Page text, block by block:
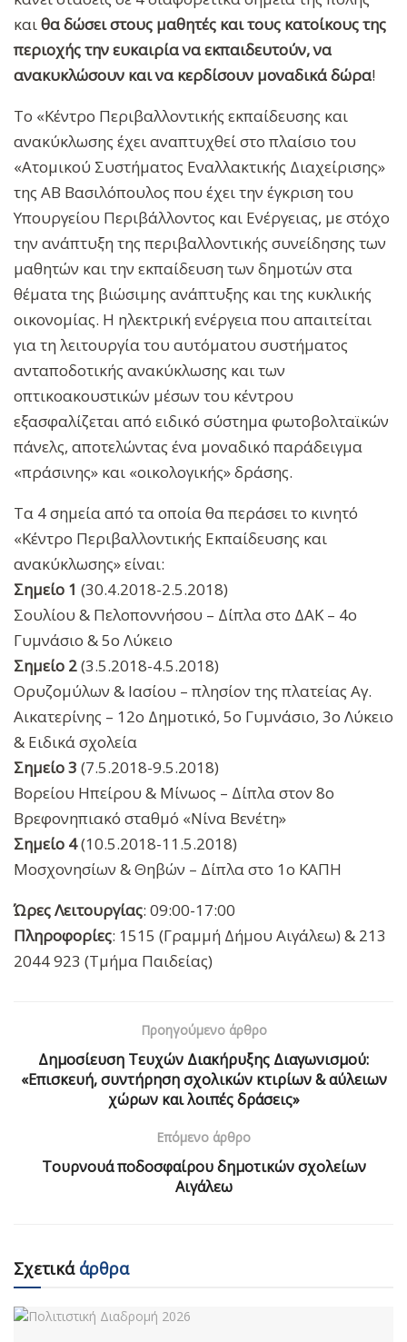
καιθα δώσει στους μαθητές και τους κατοίκους της
περιοχής την ευκαιρία να εκπαιδευτούν, να
ανακυκλώσουν και να κερδίσουν μοναδικά δώρα!
Το «Κέντρο Περιβαλλοντικής εκπαίδευσης και
ανακύκλωσης έχει αναπτυχθεί στο πλαίσιο του
«Ατομικού Συστήματος Εναλλακτικής Διαχείρισης»
της ΑΒ Βασιλόπουλος που έχει την έγκριση του
Υπουργείου Περιβάλλοντος και Ενέργειας, με στόχο
την ανάπτυξη της περιβαλλοντικής συνείδησης των
μαθητών και την εκπαίδευση των δημοτών στα
θέματα της βιώσιμης ανάπτυξης και της κυκλικής
οικονομίας. Η ηλεκτρική ενέργεια που απαιτείται
για τη λειτουργία του αυτόματου συστήματος
ανταποδοτικής ανακύκλωσης και των
οπτικοακουστικών μέσων του κέντρου
εξασφαλίζεται από ειδικό σύστημα φωτοβολταϊκών
πάνελς, αποτελώντας ένα μοναδικό παράδειγμα
«πράσινης» και «οικολογικής» δράσης.
Τα 4 σημεία από τα οποία θα περάσει το κινητό
«Κέντρο Περιβαλλοντικής Εκπαίδευσης και
ανακύκλωσης» είναι:
Σημείο 1 (30.4.2018-2.5.2018)
Σουλίου & Πελοποννήσου – Δίπλα στο ΔΑΚ – 4ο
Γυμνάσιο & 5ο Λύκειο
Σημείο 2(3.5.2018-4.5.2018)
Ορυζομύλων & Ιασίου – πλησίον της πλατείας Αγ.
Αικατερίνης – 12ο Δημοτικό, 5ο Γυμνάσιο, 3ο Λύκειο
& Ειδικά σχολεία
Σημείο 3 (7.5.2018-9.5.2018)
Βορείου Ηπείρου & Μίνωος – Δίπλα στον 8ο
Βρεφονηπιακό σταθμό «Νίνα Βενέτη»
Σημείο 4(10.5.2018-11.5.2018)
Μοσχονησίων & Θηβών – Δίπλα στο 1ο ΚΑΠΗ
Ώρες Λειτουργίας: 09:00-17:00
Πληροφορίες: 1515 (Γραμμή Δήμου Αιγάλεω) & 213
2044 923 (Τμήμα Παιδείας)
Προηγούμενο άρθρο
Δημοσίευση Τευχών Διακήρυξης Διαγωνισμού:
«Επισκευή, συντήρηση σχολικών κτιρίων & αύλειων
χώρων και λοιπές δράσεις»
Επόμενο άρθρο
Τουρνουά ποδοσφαίρου δημοτικών σχολείων
Αιγάλεω
Σχετικάάρθρα